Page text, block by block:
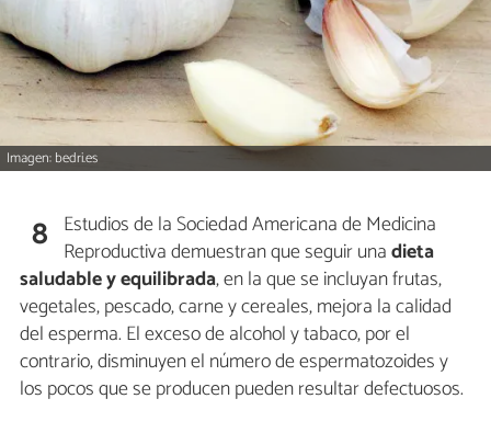
Imagen: bedri.es
8 Estudios de la Sociedad Americana de Medicina
Reproductiva demuestran que seguir unadieta
saludable y equilibrada, en la que se incluyan frutas,
vegetales, pescado, carne y cereales, mejora la calidad
del esperma. El exceso de alcohol y tabaco, por el
contrario, disminuyen el número de espermatozoides y
los pocos que se producen pueden resultar defectuosos.